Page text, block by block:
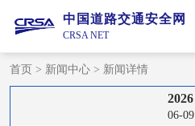
中国道路交通安全网
CRSA NET
首页 > 新闻中心 > 新闻详情
2026
06-09